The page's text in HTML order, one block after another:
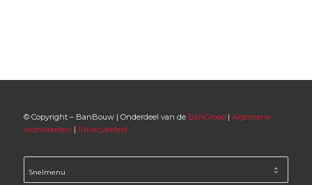
© Copyright – BanBouw | Onderdeel van de BanGroep| Algemene
voorwaarden | Privacybeleid